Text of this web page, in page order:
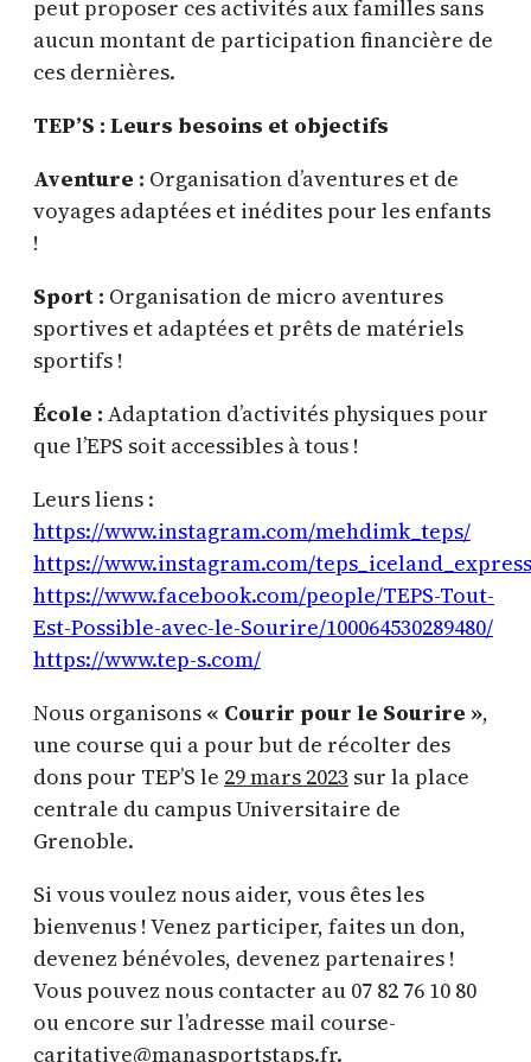
peut proposer ces activités aux familles sans
aucun montant de participation financière de
ces dernières.
TEP’S : Leurs besoins et objectifs
Aventure : Organisation d’aventures et de
voyages adaptées et inédites pour les enfants
!
Sport : Organisation de micro aventures
sportives et adaptées et prêts de matériels
sportifs !
École : Adaptation d’activités physiques pour
que l’EPS soit accessibles à tous !
Leurs liens :
https://www.instagram.com/mehdimk_teps/
https://www.instagram.com/
https://www.facebook.com/people/TEPS-Tout-
Est-Possible-avec-le-Sourire/100064530289480/
https://www.tep-s.com/
Nous organisons « Courir pour le Sourire »,
une course qui a pour but de récolter des
dons pour TEP’S le 29 mars 2023 sur la place
centrale du campus Universitaire de
Grenoble.
Si vous voulez nous aider, vous êtes les
bienvenus ! Venez participer, faites un don,
devenez bénévoles, devenez partenaires !
Vous pouvez nous contacter au 07 82 76 10 80
ou encore sur l’adresse mail course-
caritative@manasportstaps.fr.